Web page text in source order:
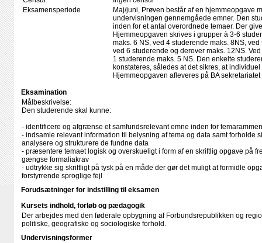
Eksamensperiode
Maj/juni, Prøven består af en hjemmeopgave
undervisningen gennemgåede emner. Den
inden for et antal overordnede temaer. Der
Hjemmeopgaven skrives i grupper à 3-6
maks. 6 NS, ved 4 studerende maks. 8NS,
ved 6 studerende og derover maks. 12NS.
1 studerende maks. 5 NS. Den enkelte
konstateres, således at det sikres, at
Hjemmeopgaven afleveres på BA
Eksamination
Målbeskrivelse:
Den studerende skal kunne:
- identificere og afgrænse et samfundsrelevant emne inden for temarammen
- indsamle relevant information til belysning af tema og data samt forholde
analysere og strukturere de fundne data
- præsentere temaet logisk og overskueligt i form af en skriftlig opgave på
gængse formaliakrav
- udtrykke sig skriftligt på tysk på en måde der gør det muligt at formidle
forstyrrende sproglige fejl
Forudsætninger for indstilling til eksamen
Kursets indhold, forløb og pædagogik
Der arbejdes med den føderale opbygning af Forbundsrepublikken og
politiske, geografiske og sociologiske forhold.
Undervisningsformer